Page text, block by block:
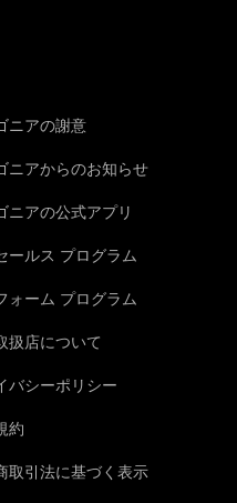
ニアの謝意
ニアからのお知らせ
ニアの公式アプリ
ールス プログラム
ォーム プログラム
扱店について
バシーポリシー
約
取引法に基づく表示